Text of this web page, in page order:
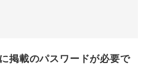
掲載のパスワードが必要で